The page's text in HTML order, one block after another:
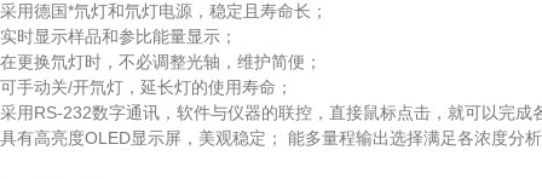
采用德国*氘灯和氘灯电源，稳定且寿命长；
实时显示样品和参比能量显示；
在更换氘灯时，不必调整光轴，维护简便；
可手动关/开氘灯，延长灯的使用寿命；
采用RS-232数字通讯，软件与仪器的联控，直接鼠标点击，就可以完成
具有高亮度OLED显示屏，美观稳定； 能多量程输出选择满足各浓度分